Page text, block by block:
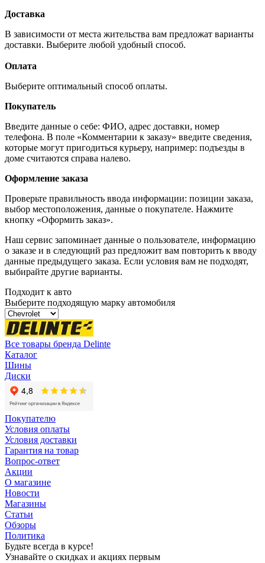
Доставка
В зависимости от места жительства вам предложат варианты
доставки. Выберите любой удобный способ.
Оплата
Выберите оптимальный способ оплаты.
Покупатель
Введите данные о себе: ФИО, адрес доставки, номер
телефона. В поле «Комментарии к заказу» введите сведения,
которые могут пригодиться курьеру, например: подъезды в
доме считаются справа налево.
Оформление заказа
Проверьте правильность ввода информации: позиции заказа,
выбор местоположения, данные о покупателе. Нажмите
кнопку «Оформить заказ».
Наш сервис запоминает данные о пользователе, информацию
о заказе и в следующий раз предложит вам повторить к вводу
данные предыдущего заказа. Если условия вам не подходят,
выбирайте другие варианты.
Подходит к авто
Выберите подходящую марку автомобиля
Все товары бренда Delinte
Каталог
Шины
Диски
Покупателю
Условия оплаты
Условия доставки
Гарантия на товар
Вопрос-ответ
Акции
О магазине
Новости
Магазины
Статьи
Обзоры
Политика
Будьте всегда в курсе!
Узнавайте о скидках и акциях первым